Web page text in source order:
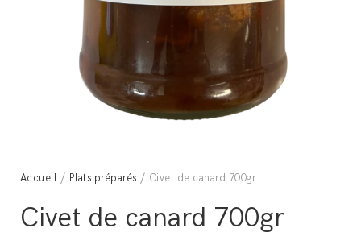
Accueil / Plats préparés / Civet de canard 700gr
Civet de canard 700gr